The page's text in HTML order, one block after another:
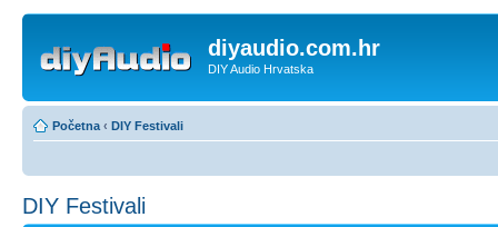
diyaudio.com.hr
DIY Audio Hrvatska
Početna ‹ DIY Festivali
DIY Festivali